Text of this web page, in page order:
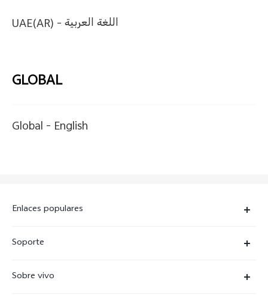
UAE(AR) -اللغة العربية
GLOBAL
Global - English
Enlaces populares
X300
Soporte
Sobre vivo